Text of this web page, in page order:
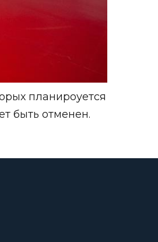
планироуется
быть отменен.